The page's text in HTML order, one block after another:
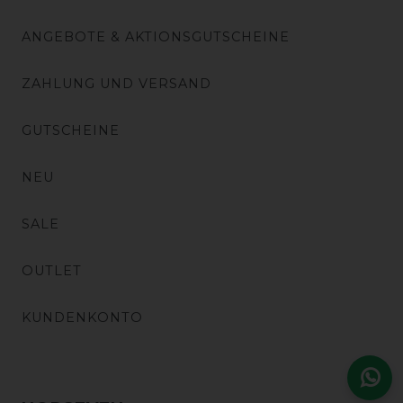
ANGEBOTE & AKTIONSGUTSCHEINE
ZAHLUNG UND VERSAND
GUTSCHEINE
NEU
SALE
OUTLET
KUNDENKONTO